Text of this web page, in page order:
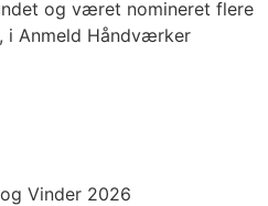
og været nomineret flere
i Anmeld Håndværker
Vinder 2026